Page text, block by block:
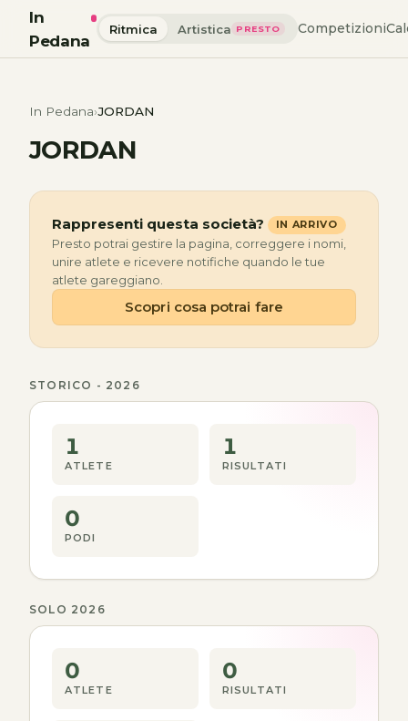
In
Pedana
Ritmica Artistica PRESTO Competizioni
In Pedana JORDAN
JORDAN
Rappresenti questa società? IN ARRIVO
Presto potrai gestire la pagina, correggere i nomi,
unire atlete e ricevere notifiche quando le tue
atlete gareggiano.
Scopri cosa potrai fare
STORICO - 2026
1
ATLETE
1
RISULTATI
0
PODI
SOLO 2026
0
ATLETE
0
RISULTATI